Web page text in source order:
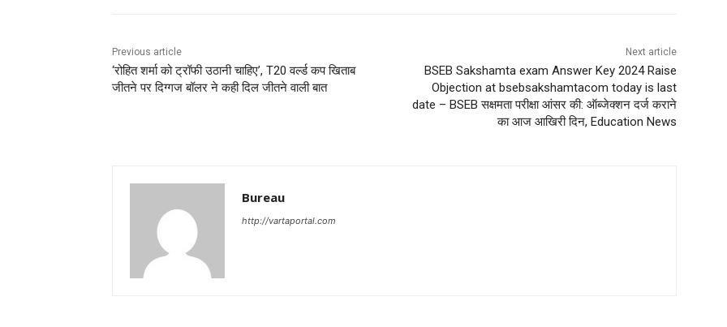
Previous article
‘रोहित शर्मा को ट्रॉफी उठानी चाहिए’, T20 वर्ल्ड कप खिताब
जीतने पर दिग्गज बॉलर ने कही दिल जीतने वाली बात
Next article
BSEB Sakshamta exam Answer Key 2024 Raise
Objection at bsebsakshamtacom today is last
date – BSEB सक्षमता परीक्षा आंसर की: ऑब्जेक्शन दर्ज कराने
का आज आखिरी दिन, Education News
Bureau
http://vartaportal.com